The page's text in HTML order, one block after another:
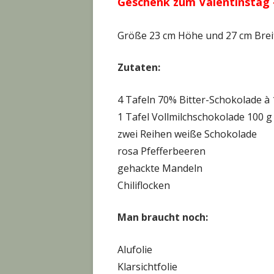
Größe 23 cm Höhe und 27 cm
Zutaten:
4 Tafeln 70% Bitter-Schokolade à
1 Tafel Vollmilchschokolade 100 g
zwei Reihen weiße Schokolade
rosa Pfefferbeeren
gehackte Mandeln
Chiliflocken
Man braucht noch:
Alufolie
Klarsichtfolie